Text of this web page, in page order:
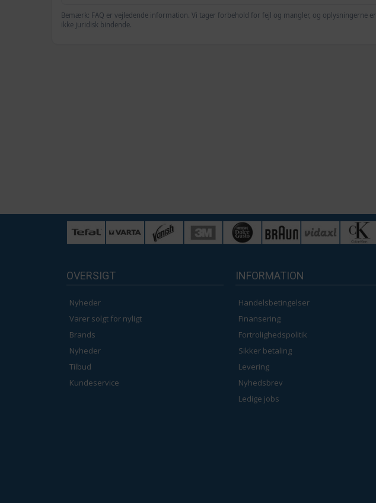
Bemærk: FAQ er vejledende information. Vi tager forbehold for fejl og mangler, og oplysningerne er
ikke juridisk bindende.
OVERSIGT
Nyheder
Varer solgt for nyligt
Brands
Nyheder
Tilbud
Kundeservice
INFORMATION
Handelsbetingelser
Finansering
Fortrolighedspolitik
Sikker betaling
Levering
Nyhedsbrev
Ledige jobs